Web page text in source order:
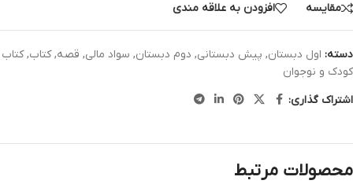
مقایسه افزودن به علاقه مندی
دسته: اول دبستان, پیش دبستانی, دوم دبستان, سواد مالی, قصه, کتاب, کتاب
کودک و نوجوان
اشتراک گذاری:
محصولات مرتبط